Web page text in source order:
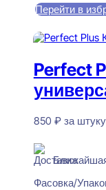
Перейти в
Perfect
850 ₽ за штуку
Фасовка/